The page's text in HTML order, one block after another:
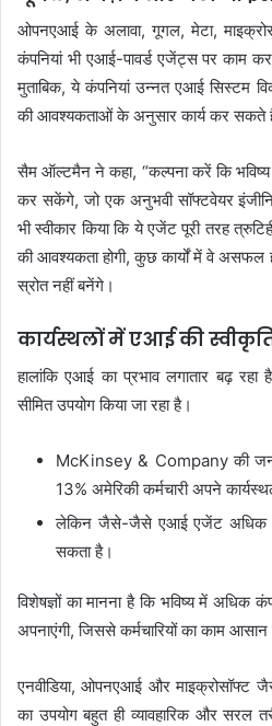
ओपनएआई के अलावा, गूगल, मेटा,
कंपनियां भी एआई-पावर्ड एजेंट्स पर काम
मुताबिक, ये कंपनियां उन्नत एआई सिस्टम
की आवश्यकताओं के अनुसार कार्य कर सकते
सैम ऑल्टमैन ने कहा, “कल्पना करें कि
कर सकेंगे, जो एक अनुभवी सॉफ्टवेयर
भी स्वीकार किया कि ये एजेंट पूरी तरह
की आवश्यकता होगी, कुछ कार्यों में वे
स्रोत नहीं बनेंगे।
कार्यस्थलों में एआई की
हालांकि एआई का प्रभाव लगातार बढ़
सीमित उपयोग किया जा रहा है।
McKinsey & Company की
13% अमेरिकी कर्मचारी अपने
लेकिन जैसे-जैसे एआई एजेंट अधिक
सकता है।
विशेषज्ञों का मानना है कि भविष्य में
अपनाएंगी, जिससे कर्मचारियों का काम आसान
एनवीडिया, ओपनएआई और माइक्रोसॉफ्ट
का उपयोग बहुत ही व्यावहारिक और